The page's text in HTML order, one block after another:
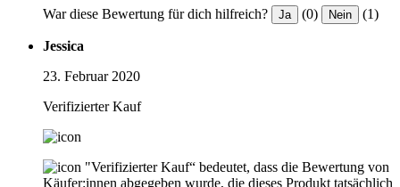
War diese Bewertung für dich hilfreich? Ja (0) Nein (1)
Jessica
23. Februar 2020
Verifizierter Kauf
"Verifizierter Kauf“ bedeutet, dass die Bewertung von
Käufer:innen abgegeben wurde, die dieses Produkt tatsächlich